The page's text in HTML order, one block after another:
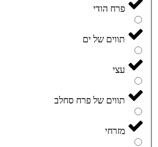
פרח הודי
תווים של ים
עצי
תווים של פרח סחלב
מזרחי